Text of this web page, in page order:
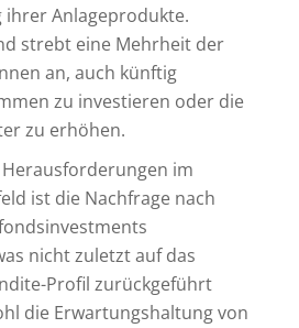
ihrer Anlageprodukte.
strebt eine Mehrheit der
an, auch künftig
zu investieren oder die
zu erhöhen.
im
ist die Nachfrage nach
nicht zuletzt auf das
Profil zurückgeführt
die Erwartungshaltung von